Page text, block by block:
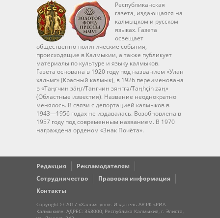
Республиканская
газета, издающаяся на
калмыцком и русском
языках. Газета
освещает
общественно-политические события,
происходящие в Калмыкии, а также публикует
материалы по культуре и языку калмыков.
Газета основана в 1920 году под названием «Улан
хальмг» (Красный калмык), в 1926 переименована
в «Таңгчин зäңг/Тангчин зянггә/Taңhçin zәң»
(Областные известия). Название неоднократно
менялось. В связи с депортацией калмыков в
1943—1956 годах не издавалась. Возобновлена в
1957 году под современным названием. В 1970
награждена орденом «Знак Почёта».
Редакция
Рекламодателям
Сотрудничество
Правовая информация
Контакты
Copyright © 2017 «Хальмг үнн». Издатель АУ РК «РИА
Калмыкия». АДРЕС: 358000, Республика Калмыкия, г. Элиста,